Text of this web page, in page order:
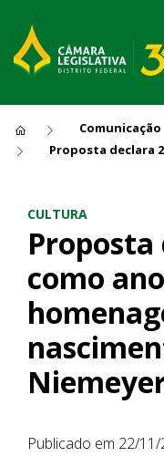
Comunicação
CULTURA
Proposta
como
Publicado em 22/